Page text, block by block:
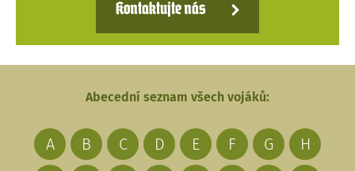
Kontaktujte nás
Abecední seznam všech vojáků:
A B C D E F G
H